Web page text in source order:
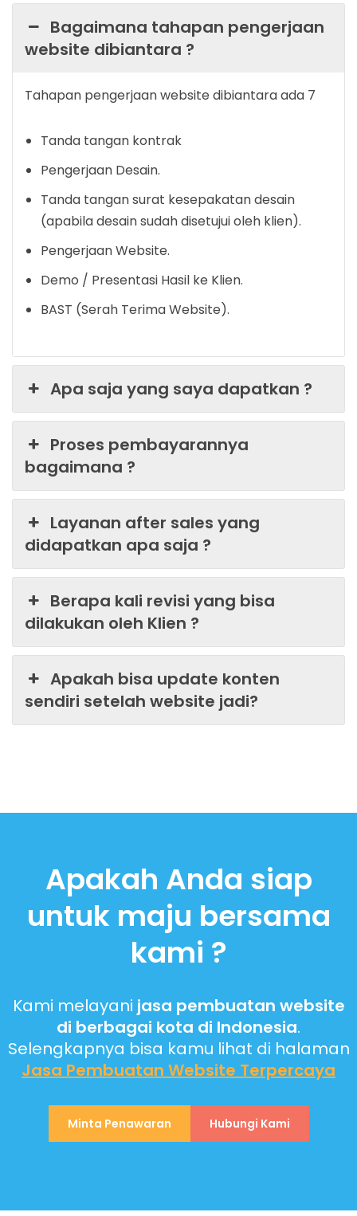
Bagaimana tahapan pengerjaan
website dibiantara ?
Tahapan pengerjaan website dibiantara ada 7
Tanda tangan kontrak
Pengerjaan Desain.
Tanda tangan surat kesepakatan desain
(apabila desain sudah disetujui oleh klien).
Pengerjaan Website.
Demo / Presentasi Hasil ke Klien.
BAST (Serah Terima Website).
Apa saja yang saya dapatkan ?
Proses pembayarannya
bagaimana ?
Layanan after sales yang
didapatkan apa saja ?
Berapa kali revisi yang bisa
dilakukan oleh Klien ?
Apakah bisa update konten
sendiri setelah website jadi?
Apakah Anda siap
untuk maju bersama
kami ?
Kami melayani jasa pembuatan website
di berbagai kota di Indonesia.
Selengkapnya bisa kamu lihat di halaman
Jasa Pembuatan Website Terpercaya
Minta Penawaran Hubungi Kami